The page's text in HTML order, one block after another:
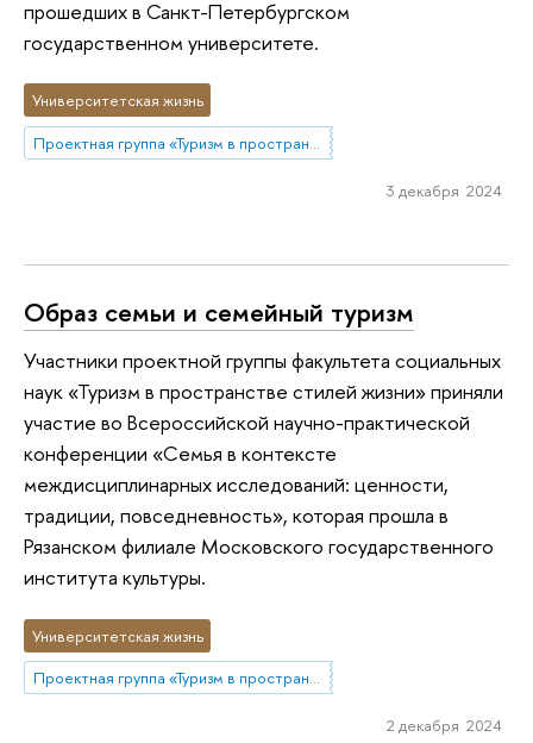
прошедших в Санкт-Петербургском
государственном университете.
Университетская жизнь
Проектная группа «Туризм в пространстве стилей жизни»
3 декабря 2024
Образ семьи и семейный туризм
Участники проектной группы факультета социальных
наук «Туризм в пространстве стилей жизни» приняли
участие во Всероссийской научно-практической
конференции «Семья в контексте
междисциплинарных исследований: ценности,
традиции, повседневность», которая прошла в
Рязанском филиале Московского государственного
института культуры.
Университетская жизнь
Проектная группа «Туризм в пространстве стилей жизни»
2 декабря 2024